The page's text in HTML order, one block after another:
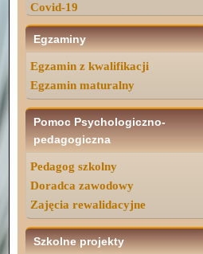
Covid-19
Egzaminy
Egzamin z kwalifikacji
Egzamin maturalny
Pomoc Psychologiczno-
pedagogiczna
Pedagog szkolny
Doradca zawodowy
Zajęcia rewalidacyjne
Szkolne projekty